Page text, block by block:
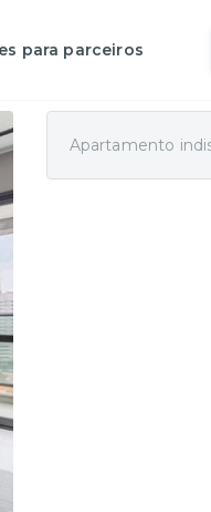
para parceiros
Apartamento